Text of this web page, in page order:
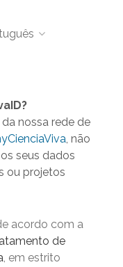
nossa rede de
, não
seus dados
ou projetos
acordo com a
de
, em estrito